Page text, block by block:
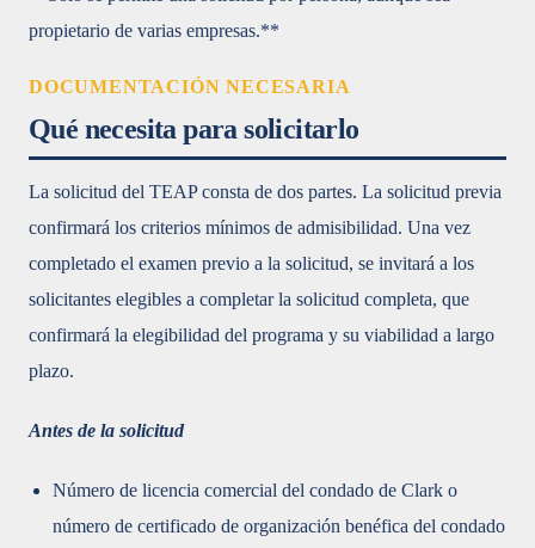
propietario de varias empresas.**
DOCUMENTACIÓN NECESARIA
Qué necesita para solicitarlo
La solicitud del TEAP consta de dos partes. La solicitud previa
confirmará los criterios mínimos de admisibilidad. Una vez
completado el examen previo a la solicitud, se invitará a los
solicitantes elegibles a completar la solicitud completa, que
confirmará la elegibilidad del programa y su viabilidad a largo
plazo.
Antes de la solicitud
Número de licencia comercial del condado de Clark o
número de certificado de organización benéfica del condado